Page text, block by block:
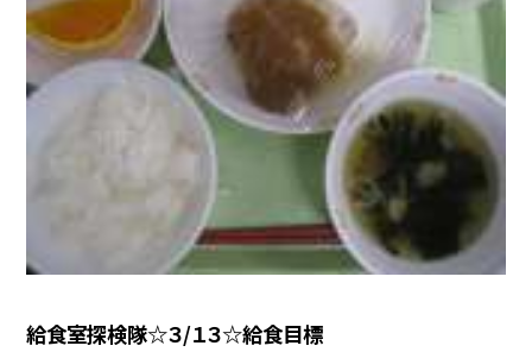
給食室探検隊☆３/１３☆給食目標